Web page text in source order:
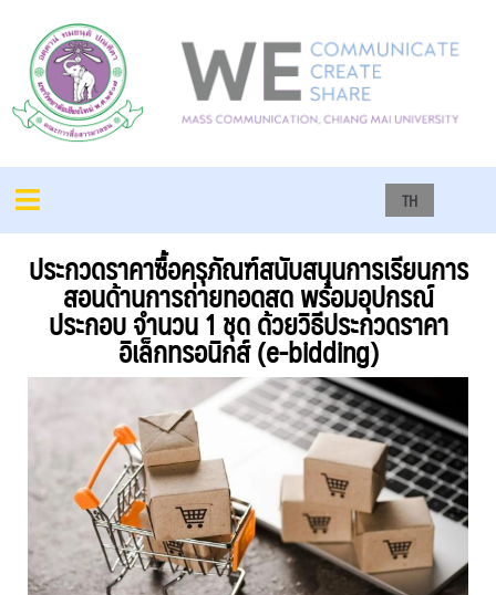
TH
ประกวดราคาซื้อครุภัณฑ์สนับสนุนการเรียนการ
สอนด้านการถ่ายทอดสด พร้อมอุปกรณ์
ประกอบ จำนวน 1 ชุด ด้วยวิธีประกวดราคา
อิเล็กทรอนิกส์ (e-bidding)